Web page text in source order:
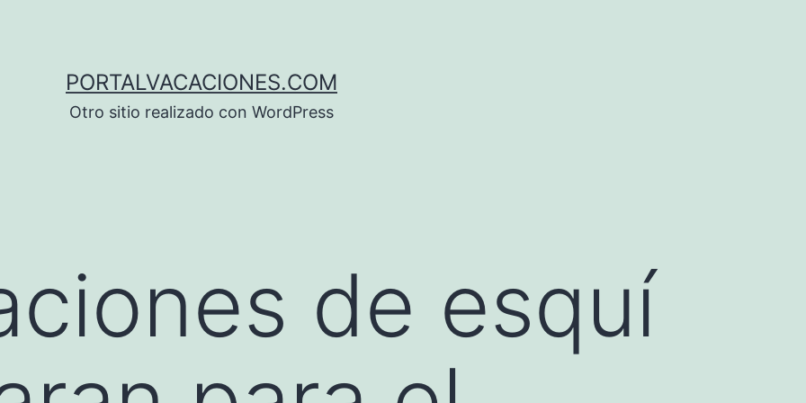
PORTALVACACIONES.COM
Otro sitio realizado con WordPress
de esquí